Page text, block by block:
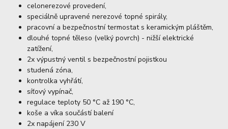
celonerezové provedení,
speciálně upravené nerezové topné spirály,
pracovní a bezpečnostní termostat s keramickým pláštěm,
dlouhé topné těleso (velký povrch) - nižší elektrické
zatížení,
2x výpustný ventil s bezpečnostní pojistkou
studená zóna,
kontrolka vyhřátí,
síťový vypínač,
regulace teploty 50 °C až 190 °C,
koše a víka součástí balení
2x napájení 230 V